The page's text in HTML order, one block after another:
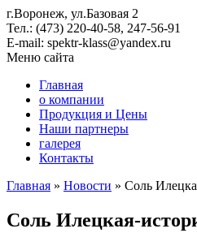
г.Воронеж, ул.Базовая 2
Тел.: (473) 220-40-58, 247-56-91
E-mail: spektr-klass@yandex.ru
Меню сайта
Главная
о компании
Продукция и Цены
Наши партнеры
галерея
Контакты
Главная » Новости » Соль
Соль Илецкая-